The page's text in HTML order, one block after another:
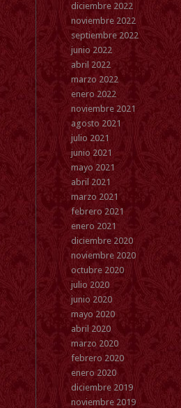
diciembre 2022
noviembre 2022
septiembre 2022
junio 2022
abril 2022
marzo 2022
enero 2022
noviembre 2021
agosto 2021
julio 2021
junio 2021
mayo 2021
abril 2021
marzo 2021
febrero 2021
enero 2021
diciembre 2020
noviembre 2020
octubre 2020
julio 2020
junio 2020
mayo 2020
abril 2020
marzo 2020
febrero 2020
enero 2020
diciembre 2019
noviembre 2019